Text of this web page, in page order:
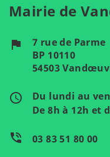
Mairie de
flag
7 rue de Parme
BP 10110
54503
access_time
Du lundi au
De 8h à 12h et
phone_in_talk 03 83 51 80 00